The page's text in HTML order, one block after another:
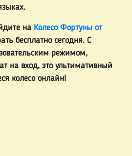
на Колесо Фортуны от
бесплатно сегодня. С
режимом,
на вход, это ультимативный
колесо онлайн!